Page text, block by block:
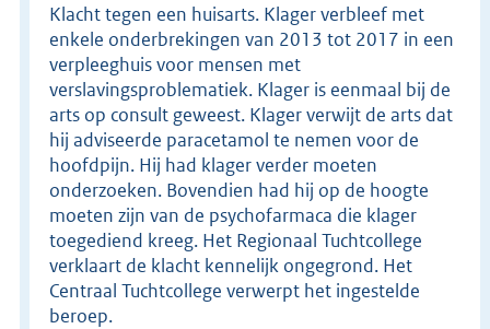
Klacht tegen een huisarts. Klager verbleef met
enkele onderbrekingen van 2013 tot 2017 in een
verpleeghuis voor mensen met
verslavingsproblematiek. Klager is eenmaal bij de
arts op consult geweest. Klager verwijt de arts dat
hij adviseerde paracetamol te nemen voor de
hoofdpijn. Hij had klager verder moeten
onderzoeken. Bovendien had hij op de hoogte
moeten zijn van de psychofarmaca die klager
toegediend kreeg. Het Regionaal Tuchtcollege
verklaart de klacht kennelijk ongegrond. Het
Centraal Tuchtcollege verwerpt het ingestelde
beroep.